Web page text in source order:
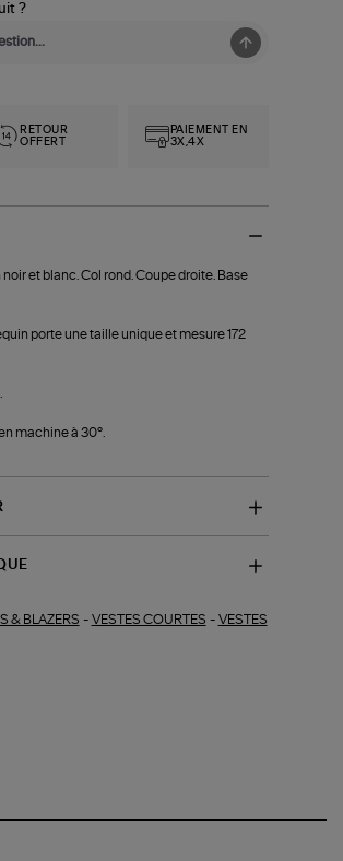
?
RETOUR
OFFERT
PAIEMENT EN
3X,4X
et blanc. Col rond. Coupe droite. Base
porte une taille unique et mesure 172
machine à 30°.
& BLAZERS - VESTES COURTES - VESTES